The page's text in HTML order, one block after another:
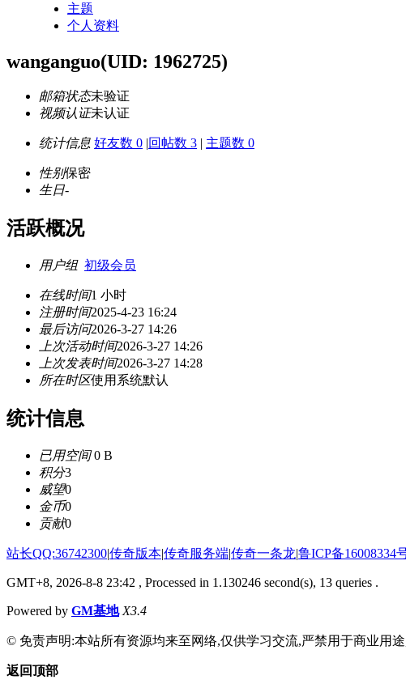
主题
个人资料
wanganguo(UID: 1962725)
邮箱状态未验证
视频认证未认证
统计信息 好友数 0 |回帖数 3 | 主题数 0
性别保密
生日-
活跃概况
用户组 初级会员
在线时间1 小时
注册时间2025-4-23 16:24
最后访问2026-3-27 14:26
上次活动时间2026-3-27 14:26
上次发表时间2026-3-27 14:28
所在时区使用系统默认
统计信息
已用空间0 B
积分3
威望0
金币0
贡献0
站长QQ:36742300|传奇版本|传奇服务端|传奇一条龙|鲁ICP备16008334
GMT+8, 2026-8-8 23:42 , Processed in 1.130246 second(s), 13 queries .
Powered by GM基地 X3.4
© 免责声明:本站所有资源均来至网络,仅供学习交流,严禁用于商业用
返回顶部